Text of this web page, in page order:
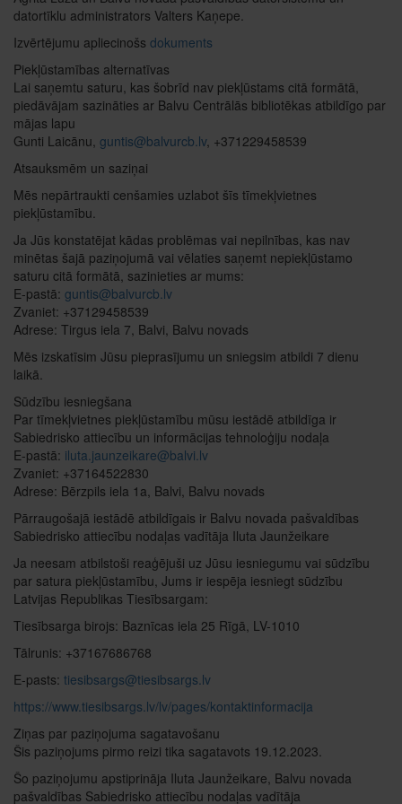
datortīklu administrators Valters Kaņepe.
Izvērtējumu apliecinošs dokuments
Piekļūstamības alternatīvas
Lai saņemtu saturu, kas šobrīd nav piekļūstams citā formātā,
piedāvājam sazināties ar Balvu Centrālās bibliotēkas atbildīgo par
mājas lapu
Gunti Laicānu, guntis@balvurcb.lv, +371229458539
Atsauksmēm un saziņai
Mēs nepārtraukti cenšamies uzlabot šīs tīmekļvietnes
piekļūstamību.
Ja Jūs konstatējat kādas problēmas vai nepilnības, kas nav
minētas šajā paziņojumā vai vēlaties saņemt nepiekļūstamo
saturu citā formātā, sazinieties ar mums:
E-pastā: guntis@balvurcb.lv
Zvaniet: +37129458539
Adrese: Tirgus iela 7, Balvi, Balvu novads
Mēs izskatīsim Jūsu pieprasījumu un sniegsim atbildi 7 dienu
laikā.
Sūdzību iesniegšana
Par tīmekļvietnes piekļūstamību mūsu iestādē atbildīga ir
Sabiedrisko attiecību un informācijas tehnoloģiju nodaļa
E-pastā: iluta.jaunzeikare@balvi.lv
Zvaniet: +37164522830
Adrese: Bērzpils iela 1a, Balvi, Balvu novads
Pārraugošajā iestādē atbildīgais ir Balvu novada pašvaldības
Sabiedrisko attiecību nodaļas vadītāja Iluta Jaunžeikare
Ja neesam atbilstoši reaģējuši uz Jūsu iesniegumu vai sūdzību
par satura piekļūstamību, Jums ir iespēja iesniegt sūdzību
Latvijas Republikas Tiesībsargam:
Tiesībsarga birojs: Baznīcas iela 25 Rīgā, LV-1010
Tālrunis: +37167686768
E-pasts: tiesibsargs@tiesibsargs.lv
https://www.tiesibsargs.lv/lv/pages/kontaktinformacija
Ziņas par paziņojuma sagatavošanu
Šis paziņojums pirmo reizi tika sagatavots 19.12.2023.
Šo paziņojumu apstiprināja Iluta Jaunžeikare, Balvu novada
pašvaldības Sabiedrisko attiecību nodaļas vadītāja